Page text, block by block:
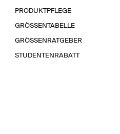
PRODUKTPFLEGE
GRÖSSENTABELLE
GRÖSSENRATGEBER
STUDENTENRABATT